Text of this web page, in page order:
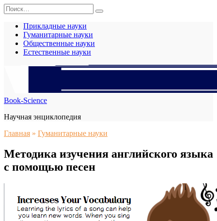
Перейти
к
содержанию
Search
for:
Прикладные науки
Гуманитарные науки
Общественные науки
Естественные науки
Book-Science
Научная энциклопедия
Главная » Гуманитарные науки
Методика изучения английского языка
с помощью песен